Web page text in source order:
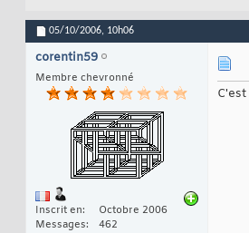
05/10/2006, 10h06
corentin59
Membre chevronné
Inscrit en
Octobre 2006
Messages
462